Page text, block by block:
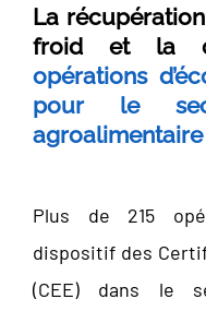
La
froid et la
opérations
pour le
agroalimentaire
Plus de 215
dispositif des
(CEE) dans le